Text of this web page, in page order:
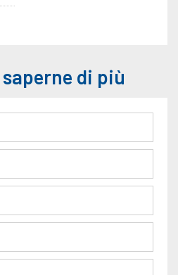
di più